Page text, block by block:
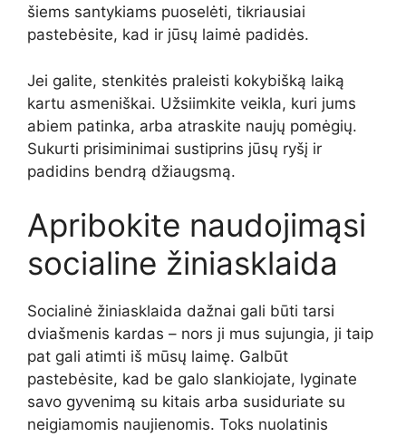
šiems santykiams puoselėti, tikriausiai
pastebėsite, kad ir jūsų laimė padidės.
Jei galite, stenkitės praleisti kokybišką laiką
kartu asmeniškai. Užsiimkite veikla, kuri jums
abiem patinka, arba atraskite naujų pomėgių.
Sukurti prisiminimai sustiprins jūsų ryšį ir
padidins bendrą džiaugsmą.
Apribokite naudojimąsi
socialine žiniasklaida
Socialinė žiniasklaida dažnai gali būti tarsi
dviašmenis kardas – nors ji mus sujungia, ji taip
pat gali atimti iš mūsų laimę. Galbūt
pastebėsite, kad be galo slankiojate, lyginate
savo gyvenimą su kitais arba susiduriate su
neigiamomis naujienomis. Toks nuolatinis